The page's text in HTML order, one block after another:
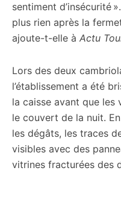
sentiment d’insécurité
plus rien après la
ajoute-t-elle à Actu
Lors des deux
l’établissement a été
la caisse avant que les
le couvert de la nuit.
les dégâts, les traces
visibles avec des
vitrines fracturées des